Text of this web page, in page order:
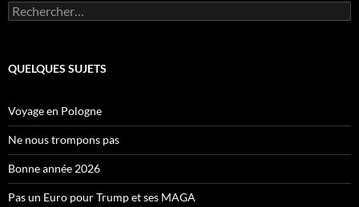
Rechercher :
QUELQUES SUJETS
Voyage en Pologne
Ne nous trompons pas
Bonne année 2026
Pas un Euro pour Trump et ses MAGA